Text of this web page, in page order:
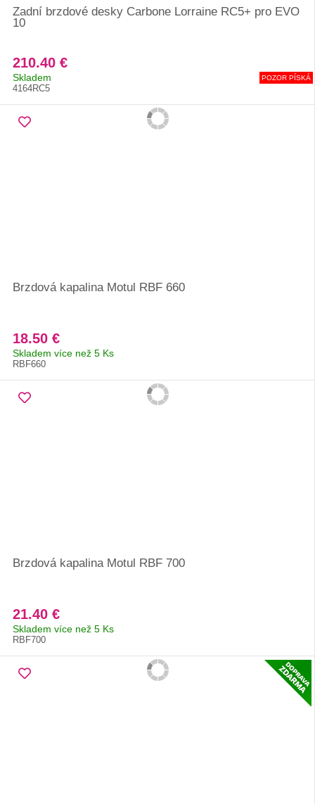
Zadní brzdové desky Carbone Lorraine RC5+ pro EVO
10
210.40 €
Skladem
4164RC5
POZOR PÍSKÁ
Brzdová kapalina Motul RBF 660
18.50 €
Skladem více než 5 Ks
RBF660
Brzdová kapalina Motul RBF 700
21.40 €
Skladem více než 5 Ks
RBF700